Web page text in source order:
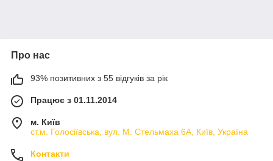
Про нас
93% позитивних з 55 відгуків за рік
Працює з 01.11.2014
м. Київ
ст.м. Голосіївська, вул. М. Стельмаха 6А, Київ, Україна
Контакти